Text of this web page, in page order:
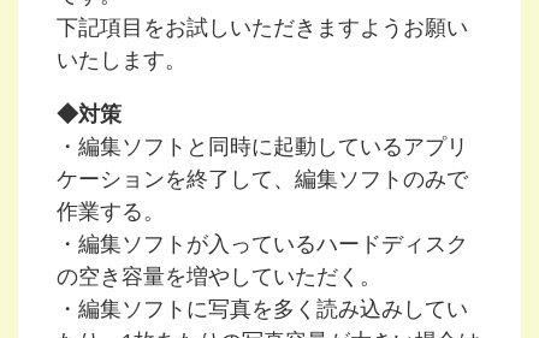
下記項目をお試しいただきますようお願い
いたします。
◆対策
・編集ソフトと同時に起動しているアプリ
ケーションを終了して、編集ソフトのみで
作業する。
・編集ソフトが入っているハードディスク
の空き容量を増やしていただく。
・編集ソフトに写真を多く読み込みしてい